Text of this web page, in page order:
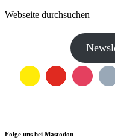
Webseite durchsuchen
Folge uns bei Mastodon